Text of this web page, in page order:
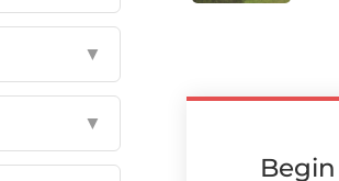
▼
▼